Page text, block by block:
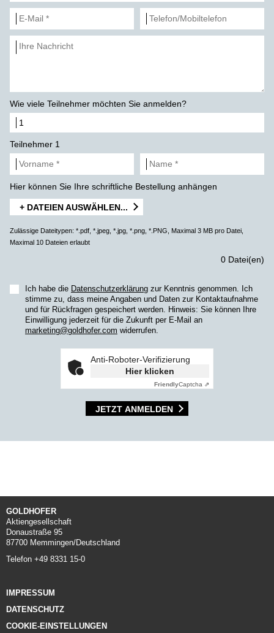
Wie viele Teilnehmer möchten Sie anmelden?
Teilnehmer 1
Hier können Sie Ihre schriftliche Bestellung anhängen
+ DATEIEN AUSWÄHLEN...
Zulässige Dateitypen: *.pdf, *.jpeg, *.jpg, *.png, *.PNG, Maximal 3 MB pro Datei,
Maximal 10 Dateien erlaubt
0 Datei(en)
Ich habe die Datenschutzerklärung zur Kenntnis genommen. Ich
stimme zu, dass meine Angaben und Daten zur Kontaktaufnahme
und für Rückfragen gespeichert werden. Hinweis: Sie können Ihre
Einwilligung jederzeit für die Zukunft per E-Mail an
marketing@goldhofer.com widerrufen.
Anti-Roboter-Verifizierung
Hier klicken
FriendlyCaptcha ⇗
JETZT ANMELDEN
GOLDHOFER
Aktiengesellschaft
Donaustraße 95
87700 Memmingen/Deutschland
Telefon +49 8331 15-0
IMPRESSUM
DATENSCHUTZ
COOKIE-EINSTELLUNGEN